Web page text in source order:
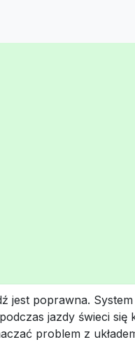
jest poprawna.
jazdy świeci się
problem z